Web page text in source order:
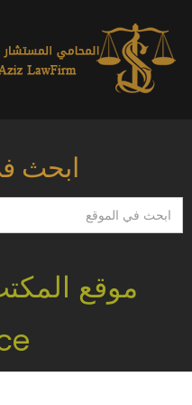
ابحث
ابحث
في